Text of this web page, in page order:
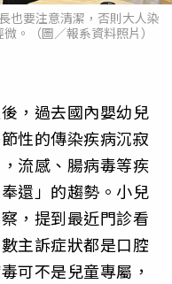
也要注意清潔，否則大人染
。（圖／報系資料照片）
，過去國內嬰幼兒
性的傳染疾病沉寂
流感、腸病毒等疾
還」的趨勢。小兒
，提到最近門診看
主訴症狀都是口腔
可不是兒童專屬，